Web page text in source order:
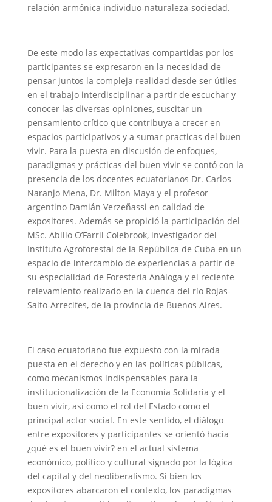
relación armónica individuo-naturaleza-sociedad.
De este modo las expectativas compartidas por los
participantes se expresaron en la necesidad de
pensar juntos la compleja realidad desde ser útiles
en el trabajo interdisciplinar a partir de escuchar y
conocer las diversas opiniones, suscitar un
pensamiento crítico que contribuya a crecer en
espacios participativos y a sumar practicas del buen
vivir. Para la puesta en discusión de enfoques,
paradigmas y prácticas del buen vivir se contó con la
presencia de los docentes ecuatorianos Dr. Carlos
Naranjo Mena, Dr. Milton Maya y el profesor
argentino Damián Verzeñassi en calidad de
expositores. Además se propició la participación del
MSc. Abilio O’Farril Colebrook, investigador del
Instituto Agroforestal de la República de Cuba en un
espacio de intercambio de experiencias a partir de
su especialidad de Forestería Análoga y el reciente
relevamiento realizado en la cuenca del río Rojas-
Salto-Arrecifes, de la provincia de Buenos Aires.
El caso ecuatoriano fue expuesto con la mirada
puesta en el derecho y en las políticas públicas,
como mecanismos indispensables para la
institucionalización de la Economía Solidaria y el
buen vivir, así como el rol del Estado como el
principal actor social. En este sentido, el diálogo
entre expositores y participantes se orientó hacia
¿qué es el buen vivir? en el actual sistema
económico, político y cultural signado por la lógica
del capital y del neoliberalismo. Si bien los
expositores abarcaron el contexto, los paradigmas